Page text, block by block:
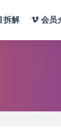
拆解 会员